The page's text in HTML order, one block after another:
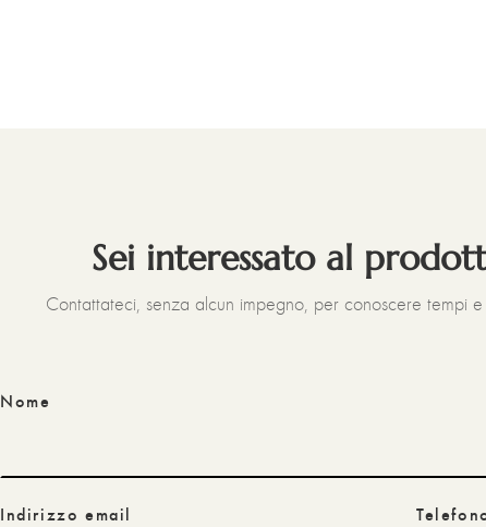
Sei interessato al
Contattateci, senza alcun impegno, per conoscere tempi
Nome
Indirizzo email